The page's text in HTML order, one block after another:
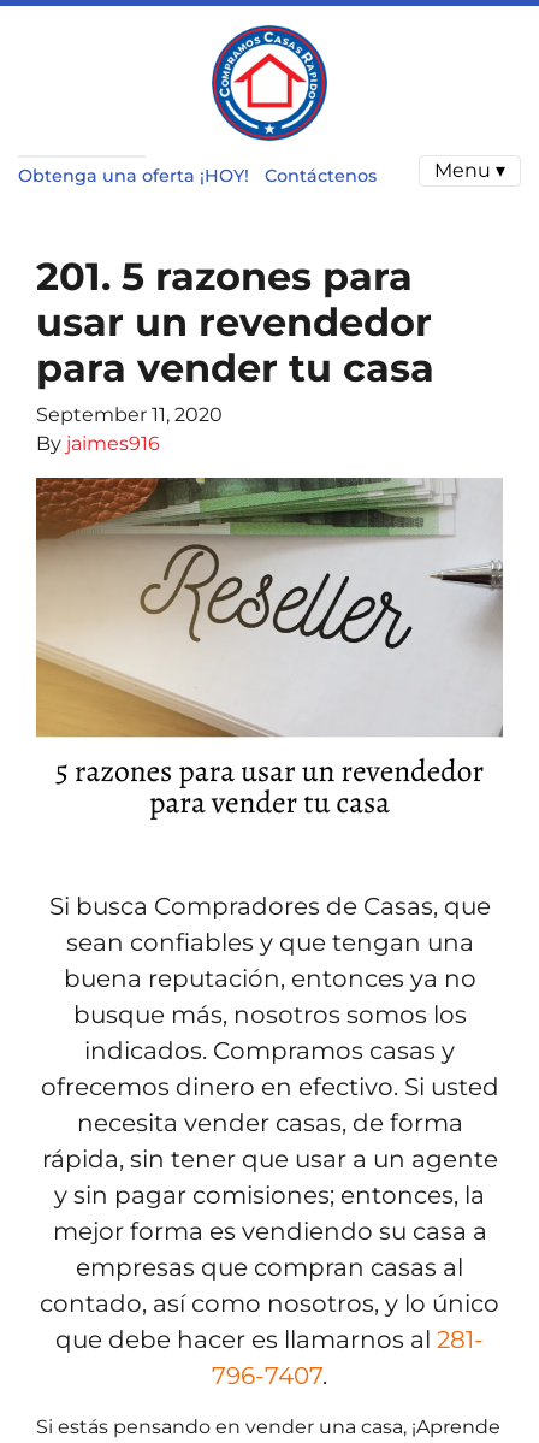
Obtenga una oferta ¡HOY! Contáctenos Menu ▾
201. 5 razones para
usar un revendedor
para vender tu casa
September 11, 2020
By jaimes916
Si busca Compradores de Casas, que
sean confiables y que tengan una
buena reputación, entonces ya no
busque más, nosotros somos los
indicados. Compramos casas y
ofrecemos dinero en efectivo. Si usted
necesita vender casas, de forma
rápida, sin tener que usar a un agente
y sin pagar comisiones; entonces, la
mejor forma es vendiendo su casa a
empresas que compran casas al
contado, así como nosotros, y lo único
que debe hacer es llamarnos al 281-
796-7407.
Si estás pensando en vender una casa, ¡Aprende